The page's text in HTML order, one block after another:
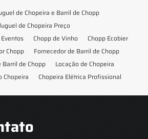
de Chopeira e Barril de Chopp
de Chopeira Preço
Chopp de Vinho
Chopp Ecobier
Chopp
Fornecedor de Barril de Chopp
Barril de Chopp
Locação de Chopeira
Chopeira
Chopeira Elétrica Profissional